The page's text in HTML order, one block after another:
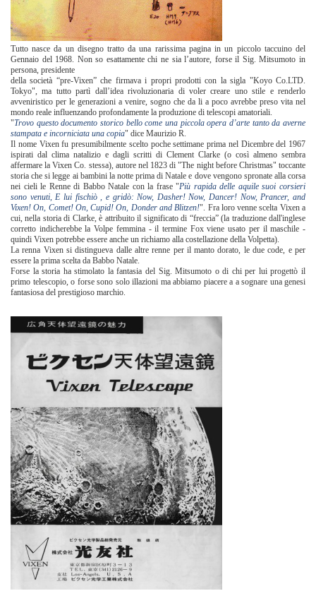
Tutto nasce da un disegno tratto da una rarissima pagina in un piccolo taccuino del
Gennaio del 1968. Non so esattamente chi ne sia l’autore, forse il Sig. Mitsumoto in
persona, presidente
della società “pre-Vixen” che firmava i propri prodotti con la sigla "Koyo Co.LTD.
Tokyo", ma tutto partì dall’idea rivoluzionaria di voler creare uno stile e renderlo
avveniristico per le generazioni a venire, sogno che da li a poco avrebbe preso vita nel
mondo reale influenzando profondamente la produzione di telescopi amatoriali.
"Trovo questo documento storico bello come una piccola opera d’arte tanto da averne
stampata e incorniciata una copia" dice Maurizio R.
Il nome Vixen fu presumibilmente scelto poche settimane prima nel Dicembre del 1967
ispirati dal clima natalizio e dagli scritti di Clement Clarke (o così almeno sembra
affermare la Vixen Co. stessa), autore nel 1823 di "The night before Christmas" toccante
storia che si legge ai bambini la notte prima di Natale e dove vengono spronate alla corsa
nei cieli le Renne di Babbo Natale con la frase "Più rapida delle aquile suoi corsieri
sono venuti, E lui fischiò , e gridò: Now, Dasher! Now, Dancer! Now, Prancer, and
Vixen! On, Comet! On, Cupid! On, Donder and Blitzen!". Fra loro venne scelta Vixen a
cui, nella storia di Clarke, è attribuito il significato di “freccia” (la traduzione dall'inglese
corretto indicherebbe la Volpe femmina - il termine Fox viene usato per il maschile -
quindi Vixen potrebbe essere anche un richiamo alla costellazione della Volpetta).
La renna Vixen si distingueva dalle altre renne per il manto dorato, le due code, e per
essere la prima scelta da Babbo Natale.
Forse la storia ha stimolato la fantasia del Sig. Mitsumoto o di chi per lui progettò il
primo telescopio, o forse sono solo illazioni ma abbiamo piacere a a sognare una genesi
fantasiosa del prestigioso marchio.